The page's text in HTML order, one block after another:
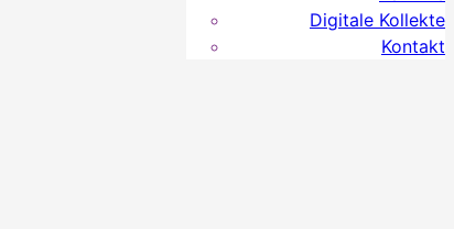
Digitale Kollekte
Kontakt